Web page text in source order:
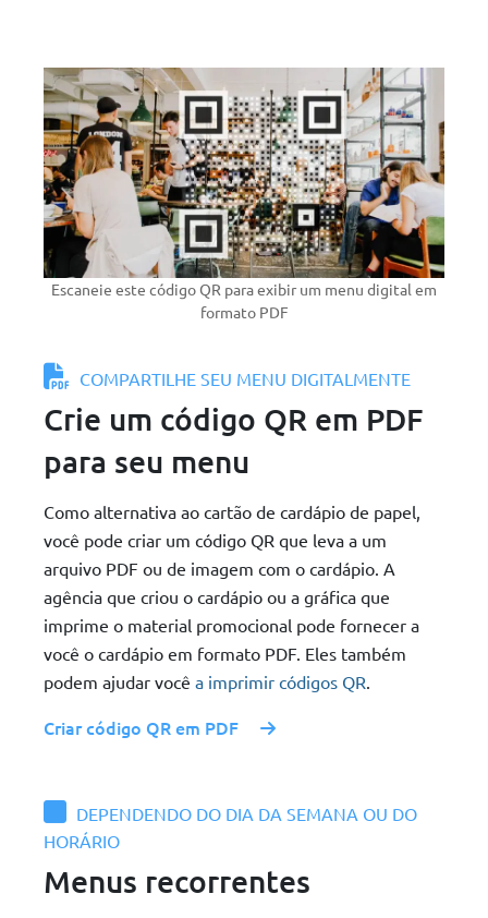
COMPARTILHE SEU MENU DIGITALMENTE
Crie um código QR em PDF
para seu menu
Como alternativa ao cartão de cardápio de papel,
você pode criar um código QR que leva a um
arquivo PDF ou de imagem com o cardápio. A
agência que criou o cardápio ou a gráfica que
imprime o material promocional pode fornecer a
você o cardápio em formato PDF. Eles também
podem ajudar você a imprimir códigos QR.
Criar código QR em PDF
Escaneie este código QR para exibir um menu digital em
formato PDF
DEPENDENDO DO DIA DA SEMANA OU DO
HORÁRIO
Menus recorrentes